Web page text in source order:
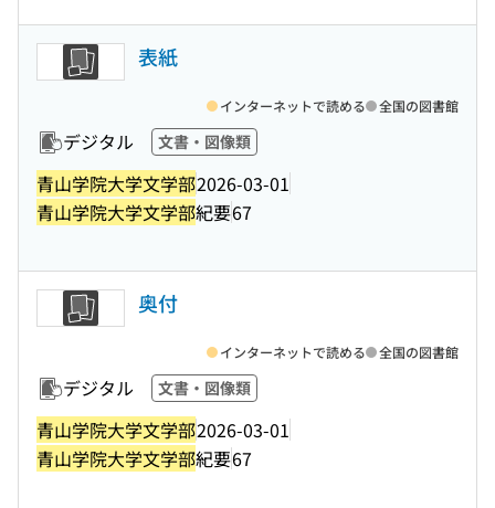
表紙
デジタル 文書・図像類
青山学院大学文学部2026-03-01
青山学院大学文学部紀要67
インターネットで読める 全国の図書館
奥付
デジタル 文書・図像類
青山学院大学文学部2026-03-01
青山学院大学文学部紀要67
インターネットで読める 全国の図書館